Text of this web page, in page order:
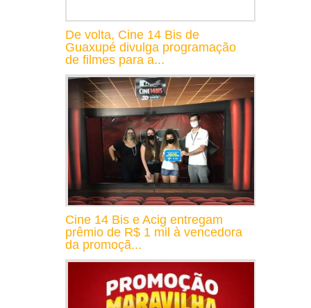
De volta, Cine 14 Bis de
Guaxupé divulga programação
de filmes para a...
Cine 14 Bis e Acig entregam
prêmio de R$ 1 mil à vencedora
da promoçã...